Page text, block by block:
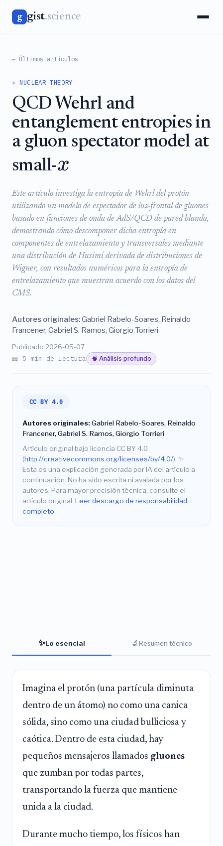
g gist.science
← Últimos artículos
⚛️ NUCLEAR THEORY
QCD Wehrl and
entanglement entropies in
a gluon spectator model at
small-x
Este artículo investiga la entropía de Wehrl del protón
utilizando un modelo de espectador de luz-frontal de gluones
basado en funciones de onda de AdS/QCD de pared blanda,
demostrando cómo descomponer dicha entropía en
componentes de entrelazamiento y transversales mediante
una distribución de Husimi derivada de distribuciones de
Wigner, con resultados numéricos para la entropía de
entrelazamiento que muestran acuerdo con los datos del
CMS.
Autores originales:Gabriel Rabelo-Soares, Reinaldo
Francener, Gabriel S. Ramos, Giorgio Torrieri
Publicado 2026-05-07
📖 5 min de lectura 🧠 Análisis profundo
CC BY 4.0
Autores originales:Gabriel Rabelo-Soares, Reinaldo
Francener, Gabriel S. Ramos, Giorgio Torrieri
Artículo original bajo licencia CC BY 4.0
(http://creativecommons.org/licenses/by/4.0/). ✨
Esta es una explicación generada por IA del artículo a
continuación. No ha sido escrita ni avalada por los
autores. Para mayor precisión técnica, consulte el
artículo original. Leer descargo de responsabilidad
completo
✨Lo esencial 🔬Resumen técnico
Imagina el protón (una partícula diminuta
dentro de un átomo) no como una canica
sólida, sino como una ciudad bulliciosa y
caótica. Dentro de esta ciudad, hay
pequeños mensajeros llamados gluones
que zumban por todas partes,
transportando la fuerza que mantiene
unida a la ciudad.
Durante mucho tiempo, los físicos han